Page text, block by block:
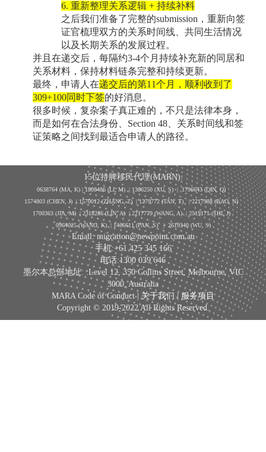
6. 重新整理关系逻辑 + 持续补料
之后我们准备了完整的submission ，重新向签
证官梳理双方的关系时间线、共同生活情况
以及长期关系的发展过程。
并且在递交后，每隔约3-4个月持续补充新的同居和
关系材料，保持材料链条完整和持续更新。
最终，申请人在递交后的第11个月，顺利收到了
309+100同时下签的好消息 。
很多时候，复杂案子真正难的，不只是法律本身，
而是如何在合法身份、 Section 48 、关系时间线和签
证策略之间找到最适合申请人的路径。
15位持牌移民代理(MARN):
0638764 (MA, K) |1808486 (LI, M) | 1386250 (XU, S)| 1796643 (QIN, Q)
1574803 (CHEN, J) | 1570012 (ZHANG, Z) | 1279772 (TAN, T) | 2217988 (BAO, N)
1700363 (JIA, M) | 2318286 (LIN, A) | 2217779 (WANG, A) | 2519171 (SHI, J)
0964025 (WANG, K) | 1466611 (PAN, S)| 2619340 (WU, S)
Email: migration@newpoint.com.au
手机:+61 425 345 166
电话:1300 039 646
墨尔本总部地址: :Level 12, 350 Collins Street, Melbourne, VIC
3000, Australia
MARA Code of Conduct |关于我们 | 服务项目
Copyright © 2019-2022 All Rights Reserved.